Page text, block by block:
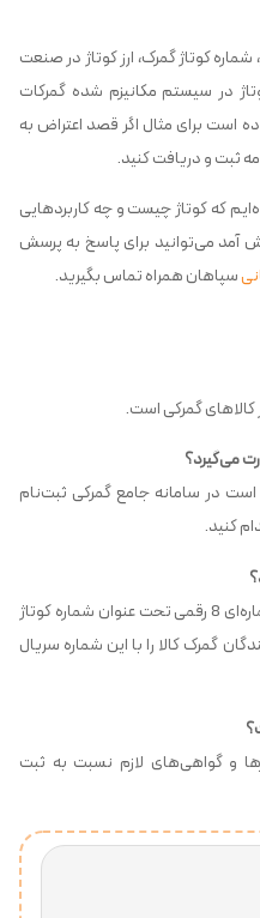
شماره کوتاژ گمرک، ارز کوتاژ در صنعت
در سیستم مکانیزم شده گمرکات
است برای مثال اگر قصد اعتراض به
ثبت و دریافت کنید.
که کوتاژ چیست و چه کاربردهایی
آمد می‌توانید برای پاسخ به پرسش
سپاهان همراه تماس بگیرید.
کالاهای گمرکی است.
می‌گیرد؟
است در سامانه جامع گمرکی ثبت‌نام
کنید.
پس از ثبت اظهارنامه در سامانه EPL، شماره‌ای 8 رقمی تحت عنوان شماره کوتاژ
گمرک کالا را با این شماره سریال
و گواهی‌های لازم نسبت به ثبت